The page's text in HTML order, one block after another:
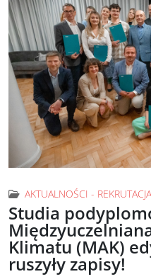
AKTUALNOŚCI - REKRUTACJA
Studia
Klimatu (MAK)
ruszyły zapisy!